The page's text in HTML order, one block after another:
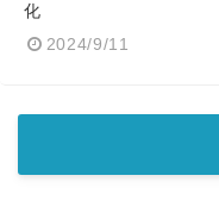
化
2024/9/11